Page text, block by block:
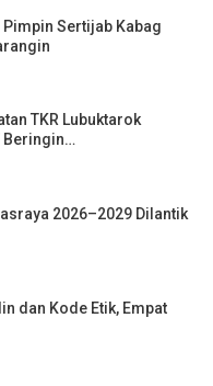
Sertijab Kabag
TKR Lubuktarok
Beringin…
2026–2029 Dilantik
dan Kode Etik, Empat